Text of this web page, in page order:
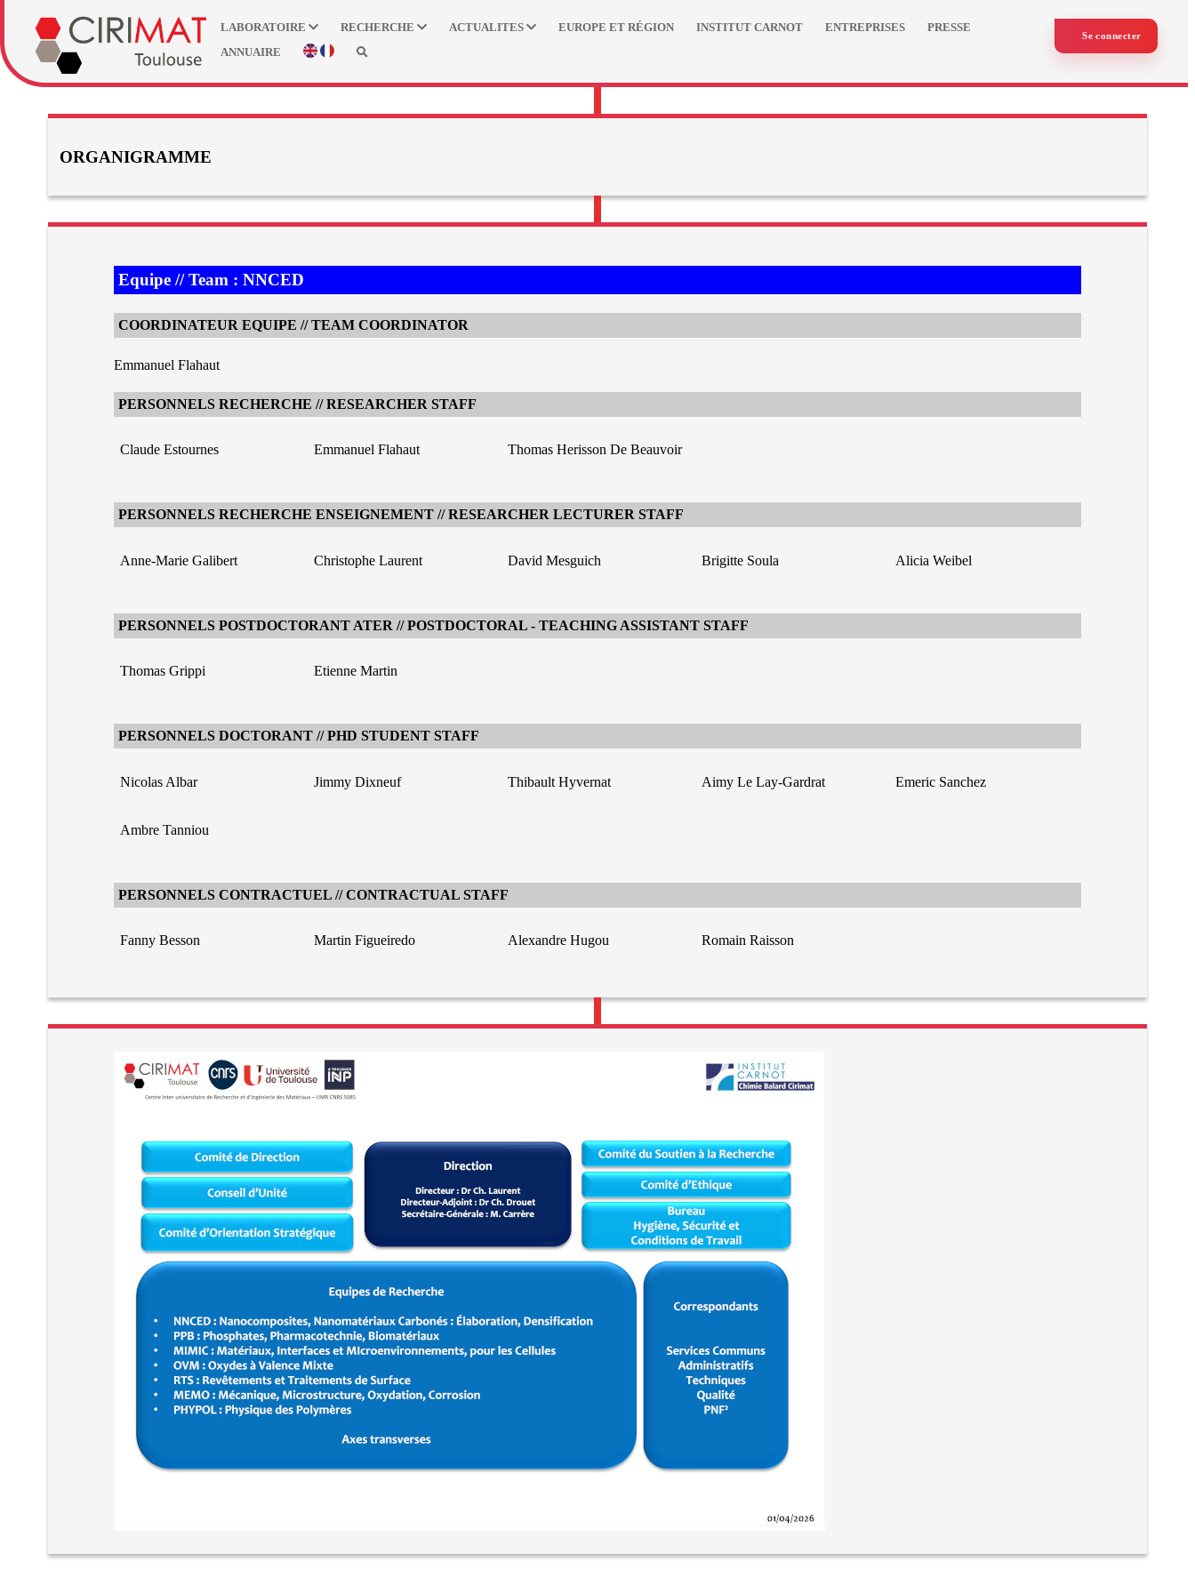
LABORATOIRE RECHERCHE ACTUALITES EUROPE ET RÉGION INSTITUT CARNOT ENTREPRISES
PRESSE
ANNUAIRE
Se connecter
ORGANIGRAMME
Equipe // Team : NNCED
COORDINATEUR EQUIPE // TEAM COORDINATOR
Emmanuel Flahaut
PERSONNELS RECHERCHE // RESEARCHER STAFF
Claude Estournes Emmanuel Flahaut Thomas Herisson De Beauvoir
PERSONNELS RECHERCHE ENSEIGNEMENT // RESEARCHER LECTURER STAFF
Anne-Marie Galibert Christophe Laurent David Mesguich Brigitte Soula Alicia Weibel
PERSONNELS POSTDOCTORANT ATER // POSTDOCTORAL - TEACHING ASSISTANT STAFF
Thomas Grippi Etienne Martin
PERSONNELS DOCTORANT // PHD STUDENT STAFF
Nicolas Albar Jimmy Dixneuf Thibault Hyvernat Aimy Le Lay-Gardrat Emeric Sanchez
Ambre Tanniou
PERSONNELS CONTRACTUEL // CONTRACTUAL STAFF
Fanny Besson Martin Figueiredo Alexandre Hugou Romain Raisson